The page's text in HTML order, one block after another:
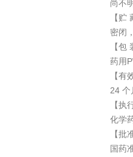
尚不
【贮
密闭
【包
药用
【有
24 个
【执
化学
【批
国药